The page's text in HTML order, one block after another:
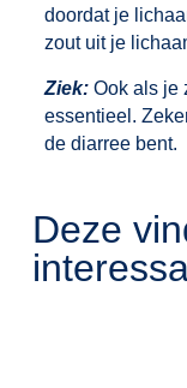
doordat je
zout uit je
Ziek: Ook als je
essentieel.
de diarree bent.
Deze